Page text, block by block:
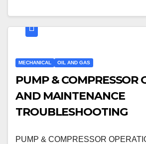
MECHANICAL OIL AND GAS
PUMP & COMPRESSOR OPERATION
AND MAINTENANCE
TROUBLESHOOTING
PUMP & COMPRESSOR